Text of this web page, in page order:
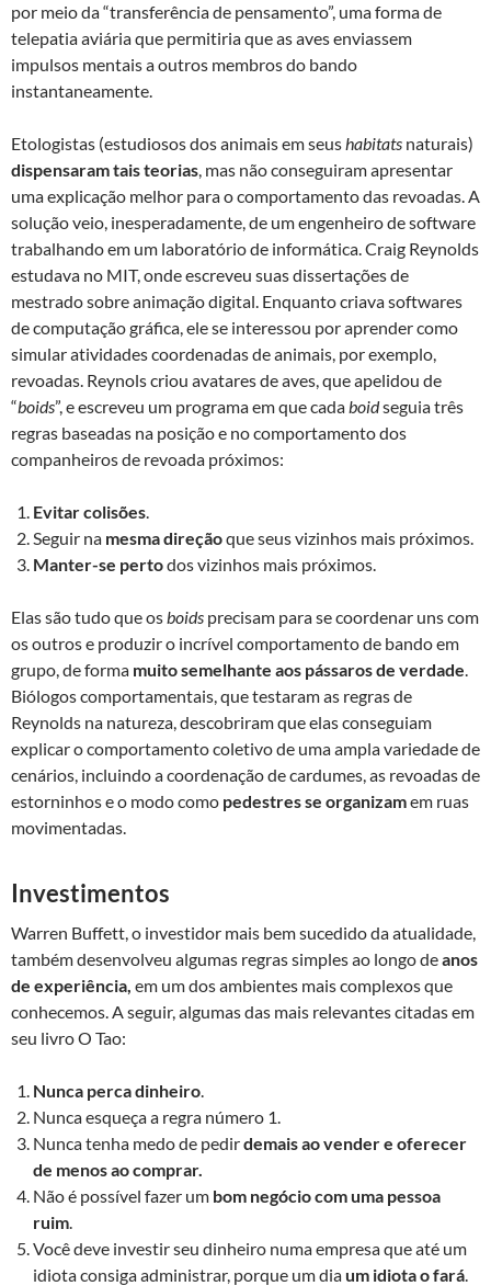
por meio da “transferência de pensamento”, uma forma de
telepatia aviária que permitiria que as aves enviassem
impulsos mentais a outros membros do bando
instantaneamente.
Etologistas (estudiosos dos animais em seushabitats naturais)
dispensaram tais teorias, mas não conseguiram apresentar
uma explicação melhor para o comportamento das revoadas. A
solução veio, inesperadamente, de um engenheiro de software
trabalhando em um laboratório de informática. Craig Reynolds
estudava no MIT, onde escreveu suas dissertações de
mestrado sobre animação digital. Enquanto criava softwares
de computação gráfica, ele se interessou por aprender como
simular atividades coordenadas de animais, por exemplo,
revoadas. Reynols criou avatares de aves, que apelidou de
“boids”, e escreveu um programa em que cadaboidseguia três
regras baseadas na posição e no comportamento dos
companheiros de revoada próximos:
Evitar colisões.
Seguir na mesma direçãoque seus vizinhos mais próximos.
Manter-se pertodos vizinhos mais próximos.
Elas são tudo que osboids precisam para se coordenar uns com
os outros e produzir o incrível comportamento de bando em
grupo, de forma muito semelhante aos pássaros de verdade.
Biólogos comportamentais, que testaram as regras de
Reynolds na natureza, descobriram que elas conseguiam
explicar o comportamento coletivo de uma ampla variedade de
cenários, incluindo a coordenação de cardumes, as revoadas de
estorninhos e o modo como pedestres se organizamem ruas
movimentadas.
Investimentos
Warren Buffett, o investidor mais bem sucedido da atualidade,
também desenvolveu algumas regras simples ao longo deanos
de experiência, em um dos ambientes mais complexos que
conhecemos. A seguir, algumas das mais relevantes citadas em
seu livro O Tao:
Nunca perca dinheiro.
Nunca esqueça a regra número 1.
Nunca tenha medo de pedirdemais ao vender e oferecer
de menos ao comprar.
Não é possível fazer um bom negócio com uma pessoa
ruim.
Você deve investir seu dinheiro numa empresa que até um
idiota consiga administrar, porque um diaum idiota o fará.